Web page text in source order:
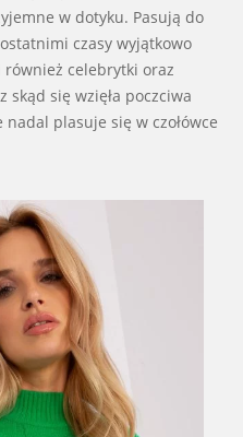
w dotyku. Pasują do
czasy wyjątkowo
również celebrytki oraz
skąd się wzięła poczciwa
plasuje się w czołówce